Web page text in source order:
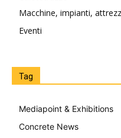
Macchine, impianti,
Eventi
Tag
Mediapoint & Exhibitions
Concrete News